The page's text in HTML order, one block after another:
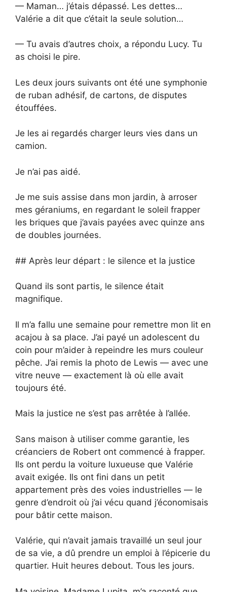
— Maman… j’étais dépassé. Les dettes…
Valérie a dit que c’était la seule solution…
— Tu avais d’autres choix, a répondu Lucy. Tu
as choisi le pire.
Les deux jours suivants ont été une symphonie
de ruban adhésif, de cartons, de disputes
étouffées.
Je les ai regardés charger leurs vies dans un
camion.
Je n’ai pas aidé.
Je me suis assise dans mon jardin, à arroser
mes géraniums, en regardant le soleil frapper
les briques que j’avais payées avec quinze ans
de doubles journées.
## Après leur départ : le silence et la justice
Quand ils sont partis, le silence était
magnifique.
Il m’a fallu une semaine pour remettre mon lit en
acajou à sa place. J’ai payé un adolescent du
coin pour m’aider à repeindre les murs couleur
pêche. J’ai remis la photo de Lewis — avec une
vitre neuve — exactement là où elle avait
toujours été.
Mais la justice ne s’est pas arrêtée à l’allée.
Sans maison à utiliser comme garantie, les
créanciers de Robert ont commencé à frapper.
Ils ont perdu la voiture luxueuse que Valérie
avait exigée. Ils ont fini dans un petit
appartement près des voies industrielles — le
genre d’endroit où j’ai vécu quand j’économisais
pour bâtir cette maison.
Valérie, qui n’avait jamais travaillé un seul jour
de sa vie, a dû prendre un emploi à l’épicerie du
quartier. Huit heures debout. Tous les jours.